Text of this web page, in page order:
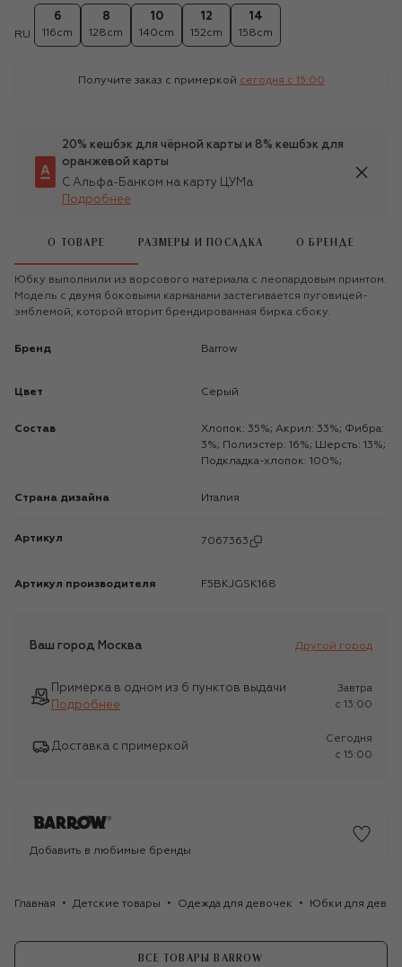
RU
6
116cm
8
128cm
10
140cm
12
152cm
14
158cm
Получите заказ с примеркой сегодня c 15:00
20% кешбэк для чёрной карты и 8% кешбэк для
оранжевой карты
С Альфа-Банком на карту ЦУМа
Подробнее
О ТОВАРЕ РАЗМЕРЫ И ПОСАДКА О БРЕНДЕ
Юбку выполнили из ворсового материала с леопардовым принтом.
Модель с двумя боковыми карманами застегивается пуговицей-
эмблемой, которой вторит брендированная бирка сбоку.
Бренд Barrow
Цвет Серый
Состав
Хлопок: 35%; Акрил: 33%; Фибра:
3%; Полиэстер: 16%; Шерсть: 13%;
Подкладка-хлопок: 100%;
Страна дизайна Италия
Артикул 7067363
Артикул производителя F5BKJGSK168
Ваш город Москва Другой город
Примерка в одном из 6 пунктов выдачи
Подробнее
Завтра
c 13:00
Доставка с примеркой
Сегодня
c 15:00
Добавить в любимые бренды
Главная Детские товары Одежда для девочек Юбки для
ВСЕ ТОВАРЫ BARROW